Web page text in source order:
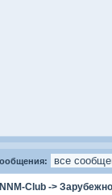
Club ->